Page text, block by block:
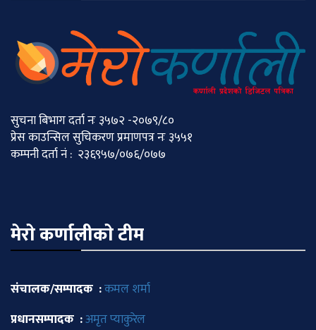
सुचना बिभाग दर्ता नः ३५७२ -२०७९/८०
प्रेस काउन्सिल सुचिकरण प्रमाणपत्र नः ३५५१
कम्पनी दर्ता नं : २३६९५७/०७६/०७७
मेराे कर्णालीकाे टीम
संचालक/सम्पादक :कमल शर्मा
प्रधानसम्पादक :अमृत प्याकुरेल